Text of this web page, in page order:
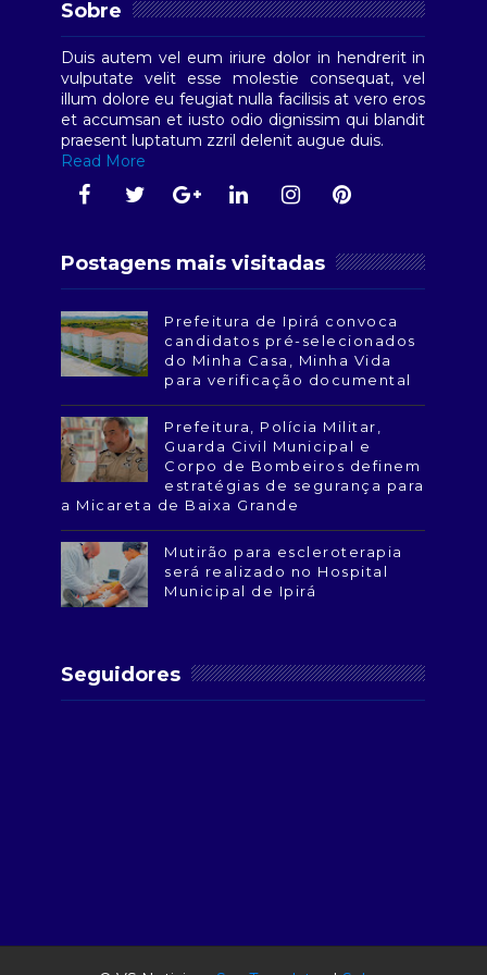
Sobre
Duis autem vel eum iriure dolor in hendrerit in
vulputate velit esse molestie consequat, vel
illum dolore eu feugiat nulla facilisis at vero eros
et accumsan et iusto odio dignissim qui blandit
praesent luptatum zzril delenit augue duis.
Read More
Postagens mais visitadas
Prefeitura de Ipirá convoca
candidatos pré-selecionados
do Minha Casa, Minha Vida
para verificação documental
Prefeitura, Polícia Militar,
Guarda Civil Municipal e
Corpo de Bombeiros definem
estratégias de segurança para
a Micareta de Baixa Grande
Mutirão para escleroterapia
será realizado no Hospital
Municipal de Ipirá
Seguidores